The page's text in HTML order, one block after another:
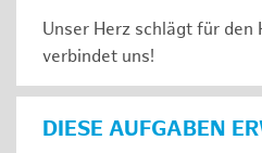
Unser Herz schlägt für den
verbindet uns!
DIESE AUFGABEN